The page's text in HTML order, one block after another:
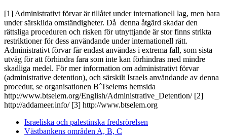
[1] Administrativt förvar är tillåtet under internationell lag, men bara
under särskilda omständigheter. Då denna åtgärd skadar den
rättsliga proceduren och risken för utnyttjande är stor finns strikta
restriktioner för dess användande under internationell rätt.
Administrativt förvar får endast användas i extrema fall, som sista
utväg för att förhindra fara som inte kan förhindras med mindre
skadliga medel. För mer information om administrativt förvar
(administrative detention), och särskilt Israels användande av denna
procedur, se organisationen B´Tselems hemsida
http://www.btselem.org/English/Administrative_Detention/ [2]
http://addameer.info/ [3] http://www.btselem.org
Israeliska och palestinska fredsrörelsen
Västbankens områden A, B, C